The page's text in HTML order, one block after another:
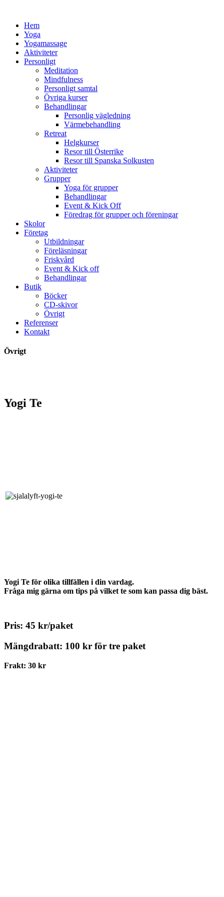
Hem
Yoga
Yogamassage
Aktiviteter
Personligt
Meditation
Mindfulness
Personligt samtal
Övriga kurser
Behandlingar
Personlig vägledning
Värmebehandling
Retreat
Helgkurser
Resor till Österrike
Resor till Spanska Solkusten
Aktiviteter
Grupper
Yoga för grupper
Behandlingar
Event & Kick Off
Föredrag för grupper och föreningar
Skolor
Företag
Utbildningar
Föreläsningar
Friskvård
Event & Kick off
Behandlingar
Butik
Böcker
CD-skivor
Övrigt
Referenser
Kontakt
Övrigt
Yogi Te
Yogi Te för olika tillfällen i din vardag.
Fråga mig gärna om tips på vilket te som kan passa dig bäst.
Pris: 45 kr/paket
Mängdrabatt: 100 kr för tre paket
Frakt: 30 kr